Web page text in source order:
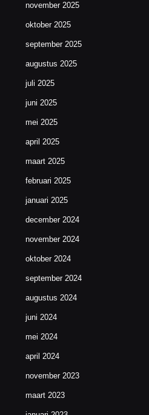
november 2025
oktober 2025
september 2025
augustus 2025
juli 2025
juni 2025
mei 2025
april 2025
maart 2025
februari 2025
januari 2025
december 2024
november 2024
oktober 2024
september 2024
augustus 2024
juni 2024
mei 2024
april 2024
november 2023
maart 2023